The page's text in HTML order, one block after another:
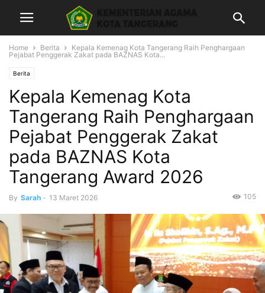
Home Berita
Kepala Kemenag Kota Tangerang Raih Penghargaan
Pejabat Penggerak Zakat pada BAZNAS Kota...
Berita
Kepala Kemenag Kota
Tangerang Raih Penghargaan
Pejabat Penggerak Zakat
pada BAZNAS Kota
Tangerang Award 2026
By Sarah - 13 Maret 2026 105